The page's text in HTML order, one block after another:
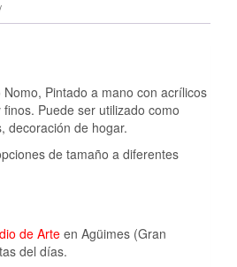
Pintado a mano con acrílicos
Puede ser utilizado como
decoración de hogar.
de tamaño a diferentes
de Arteen Agüimes (Gran
del días.